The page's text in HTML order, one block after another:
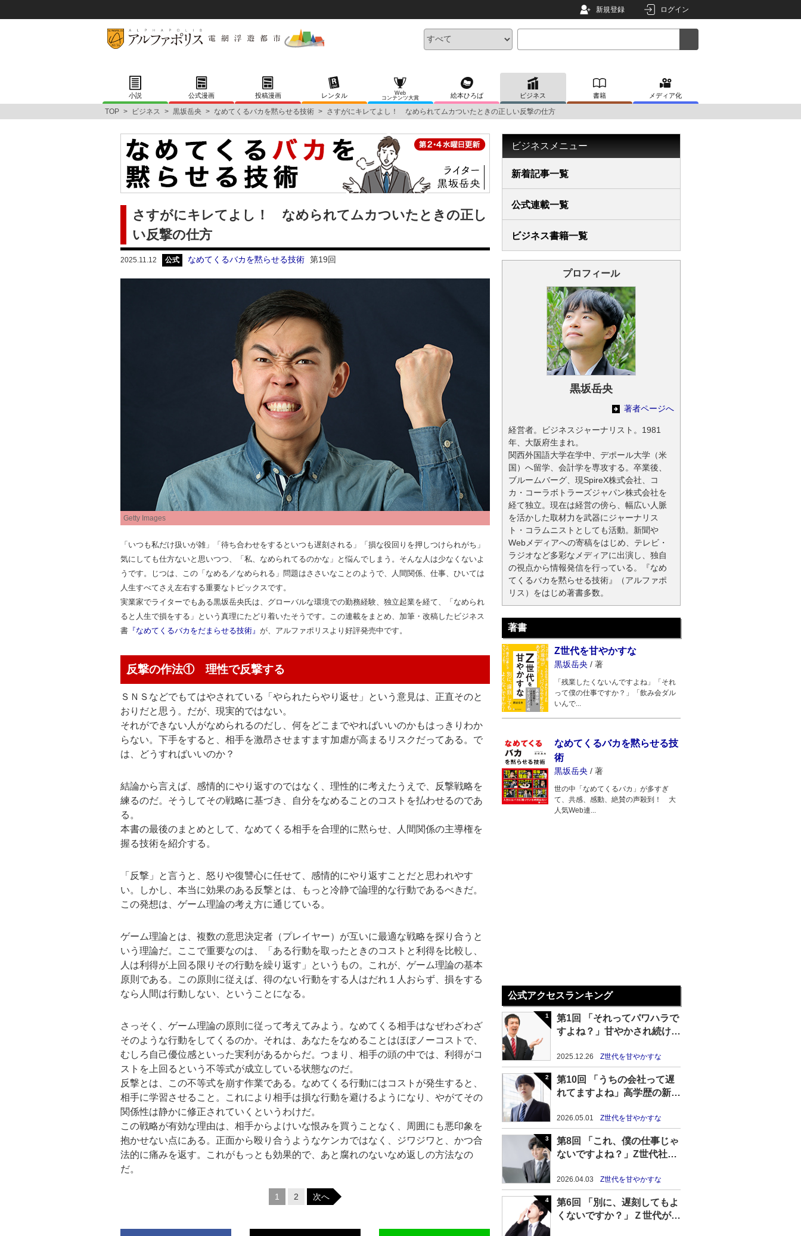
新規登録 ログイン
小説 公式漫画 投稿漫画 レンタル
Web
コンテンツ大賞
絵本ひろば ビジネス 書籍 メディア化
TOP > ビジネス > 黒坂岳央 > なめてくるバカを黙らせる技術 > さすがにキレてよし！ なめられてムカついたときの正しい反撃の仕方
さすがにキレてよし！ なめられてムカついたときの正し
い反撃の仕方
2025.11.12 公式 なめてくるバカを黙らせる技術 第19回
Getty Images
「いつも私だけ扱いが雑」「待ち合わせをするといつも遅刻される」「損な役回りを押しつけられがち」
気にしても仕方ないと思いつつ、「私、なめられてるのかな」と悩んでしまう。そんな人は少なくないよ
うです。じつは、この「なめる／なめられる」問題はささいなことのようで、人間関係、仕事、ひいては
人生すべてさえ左右する重要なトピックスです。
実業家でライターでもある黒坂岳央氏は、グローバルな環境での勤務経験、独立起業を経て、「なめられ
ると人生で損をする」という真理にたどり着いたそうです。この連載をまとめ、加筆・改稿したビジネス
書 『なめてくるバカをだまらせる技術』 が、アルファポリスより好評発売中です。
反撃の作法① 理性で反撃する
ＳＮＳなどでもてはやされている「やられたらやり返せ」という意見は、正直そのと
おりだと思う。だが、現実的ではない。
それができない人がなめられるのだし、何をどこまでやればいいのかもはっきりわか
らない。下手をすると、相手を激昂させますます加虐が高まるリスクだってある。で
は、どうすればいいのか？
結論から言えば、感情的にやり返すのではなく、理性的に考えたうえで、反撃戦略を
練るのだ。そうしてその戦略に基づき、自分をなめることのコストを払わせるのであ
る。
本書の最後のまとめとして、なめてくる相手を合理的に黙らせ、人間関係の主導権を
握る技術を紹介する。
「反撃」と言うと、怒りや復讐心に任せて、感情的にやり返すことだと思われやす
い。しかし、本当に効果のある反撃とは、もっと冷静で論理的な行動であるべきだ。
この発想は、ゲーム理論の考え方に通じている。
ゲーム理論とは、複数の意思決定者（プレイヤー）が互いに最適な戦略を探り合うと
いう理論だ。ここで重要なのは、「ある行動を取ったときのコストと利得を比較し、
人は利得が上回る限りその行動を繰り返す」というもの。これが、ゲーム理論の基本
原則である。この原則に従えば、得のない行動をする人はだれ１人おらず、損をする
なら人間は行動しない、ということになる。
さっそく、ゲーム理論の原則に従って考えてみよう。なめてくる相手はなぜわざわざ
そのような行動をしてくるのか。それは、あなたをなめることはほぼノーコストで、
むしろ自己優位感といった実利があるからだ。つまり、相手の頭の中では、利得がコ
ストを上回るという不等式が成立している状態なのだ。
反撃とは、この不等式を崩す作業である。なめてくる行動にはコストが発生すると、
相手に学習させること。これにより相手は損な行動を避けるようになり、やがてその
関係性は静かに修正されていくというわけだ。
この戦略が有効な理由は、相手からよけいな恨みを買うことなく、周囲にも悪印象を
抱かせない点にある。正面から殴り合うようなケンカではなく、ジワジワと、かつ合
法的に痛みを返す。これがもっとも効果的で、あと腐れのないなめ返しの方法なの
だ。
1 2 次へ
ビジネスメニュー
新着記事一覧
公式連載一覧
ビジネス書籍一覧
プロフィール
黒坂岳央
著者ページへ
経営者。ビジネスジャーナリスト。1981
年、大阪府生まれ。
関西外国語大学在学中、デポール大学（米
国）へ留学、会計学を専攻する。卒業後、
ブルームバーグ、現SpireX株式会社、コ
カ・コーラボトラーズジャパン株式会社を
経て独立。現在は経営の傍ら、幅広い人脈
を活かした取材力を武器にジャーナリス
ト・コラムニストとしても活動。新聞や
Webメディアへの寄稿をはじめ、テレビ・
ラジオなど多彩なメディアに出演し、独自
の視点から情報発信を行っている。『なめ
てくるバカを黙らせる技術』（アルファポ
リス）をはじめ著書多数。
著書
Z世代を甘やかすな
黒坂岳央 / 著
「残業したくないんですよね」「それ
って僕の仕事ですか？」「飲み会ダル
いんで...
なめてくるバカを黙らせる技
術
黒坂岳央 / 著
世の中「なめてくるバカ」が多すぎ
て、共感、感動、絶賛の声殺到！ 大
人気Web連...
公式アクセスランキング
第1回 「それってパワハラで
すよね？」甘やかされ続けた
2025.12.26 Z世代を甘やかすな
第10回 「うちの会社って遅
れてますよね」高学歴の新卒
が進む理由
2026.05.01 Z世代を甘やかすな
第8回 「これ、僕の仕事じゃ
ないですよね？」Z世代社員
果……
2026.04.03 Z世代を甘やかすな
第6回 「別に、遅刻してもよ
くないですか？」Ｚ世代が毎